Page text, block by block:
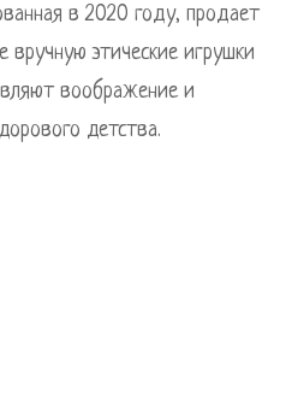
в 2020 году, продает
вручную этические игрушки
воображение и
детства.